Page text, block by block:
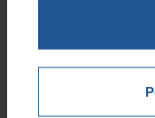
L’anglais
d’ARPEJ-14